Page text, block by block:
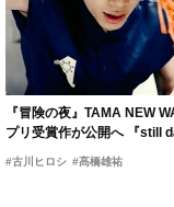
『冒険の夜』TAMA NEW
プリ受賞作が公開へ 『still
時上映決定
#古川ヒロシ #髙橋雄祐